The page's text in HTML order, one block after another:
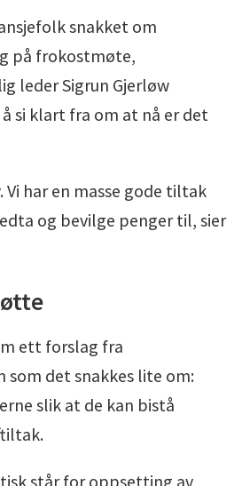
snakket om
på frokostmøte,
leder Sigrun Gjerløw
si klart fra om at nå er det
Vi har en masse gode tiltak
og bevilge penger til, sier
ett forslag fra
som det snakkes lite om:
slik at de kan bistå
står for oppsetting av